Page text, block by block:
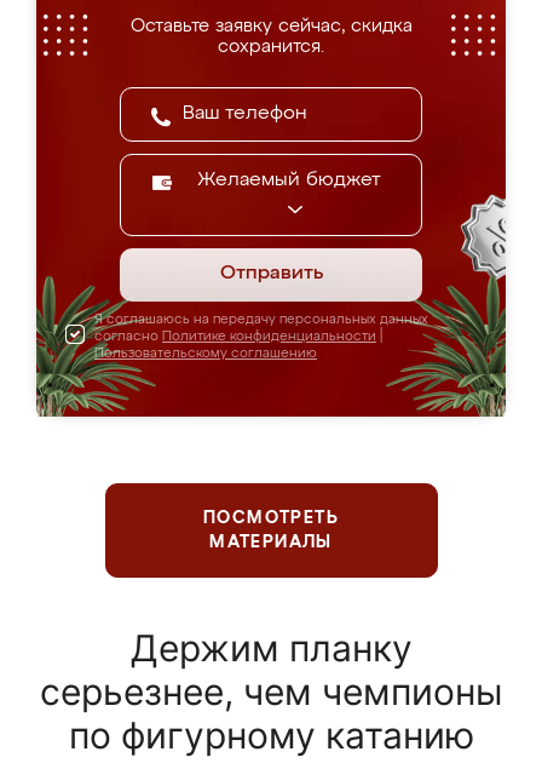
Оставьте заявку сейчас, скидка
сохранится.
Желаемый бюджет
Отправить
Я соглашаюсь на передачу персональных данных
согласно Политике конфиденциальности
Пользовательскому соглашению
ПОСМОТРЕТЬ
МАТЕРИАЛЫ
Держим планку
серьезнее, чем чемпионы
по фигурному катанию